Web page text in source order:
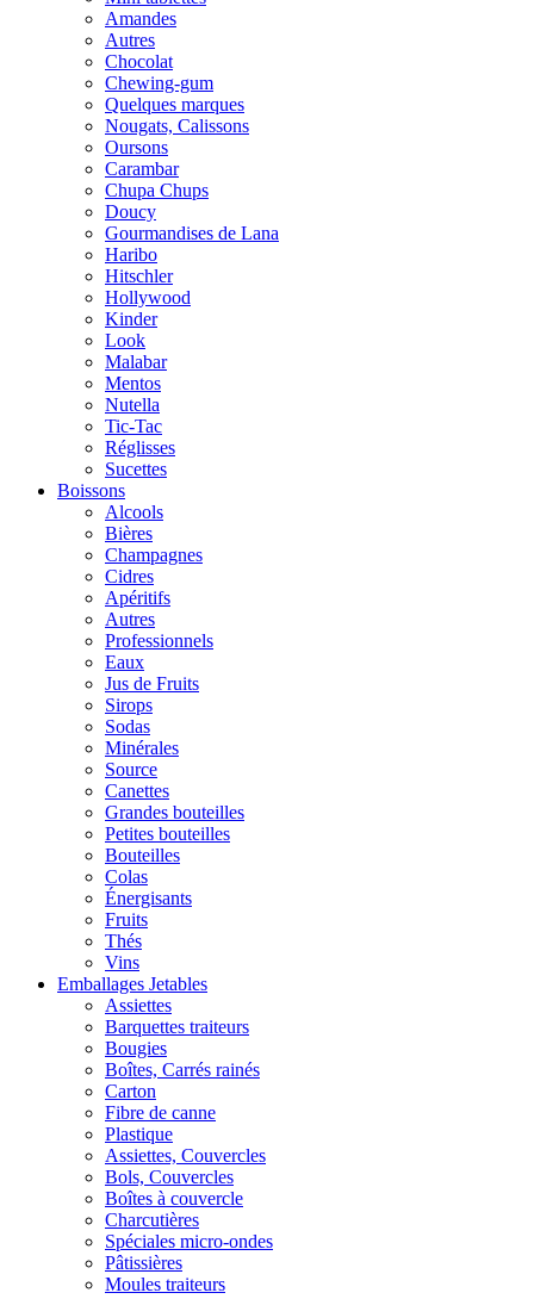
Amandes
Autres
Chocolat
Chewing-gum
Quelques marques
Nougats, Calissons
Oursons
Carambar
Chupa Chups
Doucy
Gourmandises de Lana
Haribo
Hitschler
Hollywood
Kinder
Look
Malabar
Mentos
Nutella
Tic-Tac
Réglisses
Sucettes
Boissons
Alcools
Bières
Champagnes
Cidres
Apéritifs
Autres
Professionnels
Eaux
Jus de Fruits
Sirops
Sodas
Minérales
Source
Canettes
Grandes bouteilles
Petites bouteilles
Bouteilles
Colas
Énergisants
Fruits
Thés
Vins
Emballages Jetables
Assiettes
Barquettes traiteurs
Bougies
Boîtes, Carrés rainés
Carton
Fibre de canne
Plastique
Assiettes, Couvercles
Bols, Couvercles
Boîtes à couvercle
Charcutières
Spéciales micro-ondes
Pâtissières
Moules traiteurs